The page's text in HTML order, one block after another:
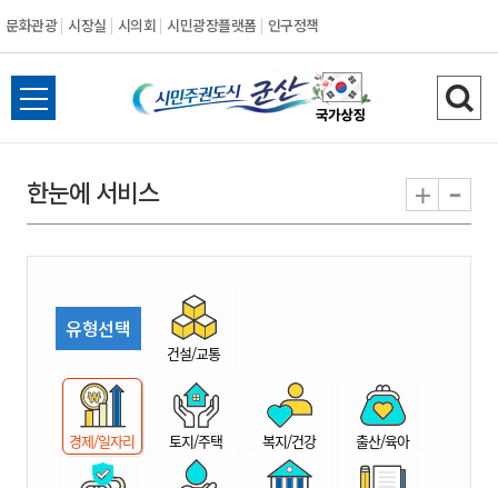
문화관광 시장실 시의회 시민광장플랫폼 인구정책
시
민
권
시
산
전
체
뉴
열
검
색
기
한눈에 서비스 + -
유형선택
건설/교통
경제/일자리 토지/주택 복지/건강 출산/육아